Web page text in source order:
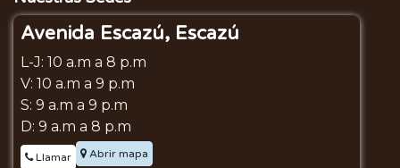
Avenida Escazú, Escazú
L-J: 10 a.m a 8 p.m
V: 10 a.m a 9 p.m
S: 9 a.m a 9 p.m
D: 9 a.m a 8 p.m
Llamar Abrir mapa